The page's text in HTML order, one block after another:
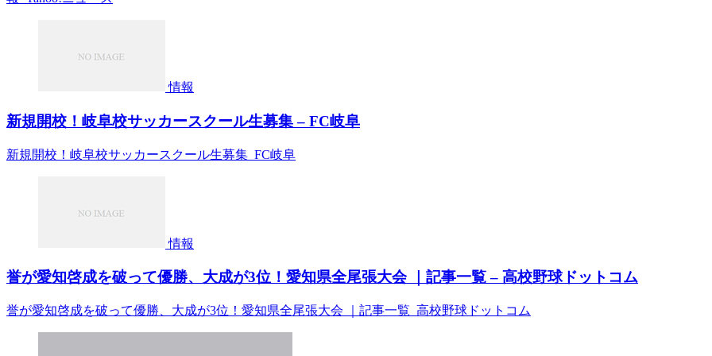
情報
新規開校！岐阜校サッカースクール生募集 – FC岐阜
新規開校！岐阜校サッカースクール生募集 FC岐阜
情報
誉が愛知啓成を破って優勝、大成が3位！愛知県全尾張大会 ｜記事一覧 – 高校野球ドットコム
誉が愛知啓成を破って優勝、大成が3位！愛知県全尾張大会 ｜記事一覧 高校野球ドットコム